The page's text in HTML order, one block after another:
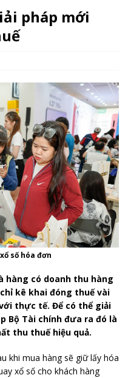
pháp mới
số hóa đơn
hàng có doanh thu hàng
kê khai đóng thuế vài
thực tế. Để có thể giải
Bộ Tài chính đưa ra đó là
thu thuế hiệu quả.
khi mua hàng sẽ giữ lấy hóa
xổ số cho khách hàng